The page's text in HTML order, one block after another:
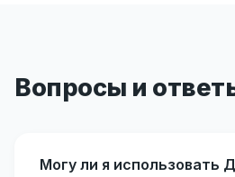
Вопросы и
Могу ли я использовать